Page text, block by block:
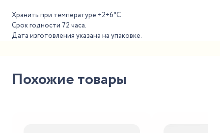
Хранить при температуре +2+6°С.
Срок годности 72 часа.
Дата изготовления указана на упаковке.
Похожие товары